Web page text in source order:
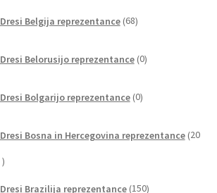
Dresi Belgija reprezentance 68izdelkov
Dresi Belorusijo reprezentance 0izdelkov
Dresi Bolgarijo reprezentance 0izdelkov
Dresi Bosna in Hercegovina reprezentance 20
20
Dresi Brazilija reprezentance 150